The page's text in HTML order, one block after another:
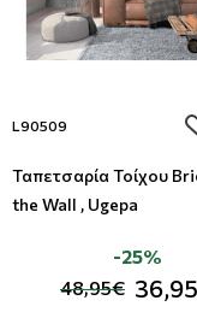
L90509
Ταπετσαρία Τοίχου
the Wall , Ugepa
48,95€
-25%